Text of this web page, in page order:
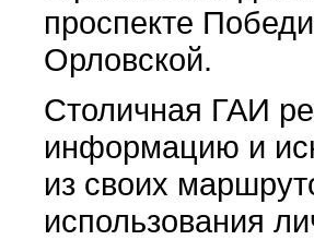
проспекте
Орловской.
Столичная ГАИ
информацию и
из своих
использования